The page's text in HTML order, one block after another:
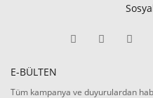
E-BÜLTEN
Tüm kampanya ve duyurulardan